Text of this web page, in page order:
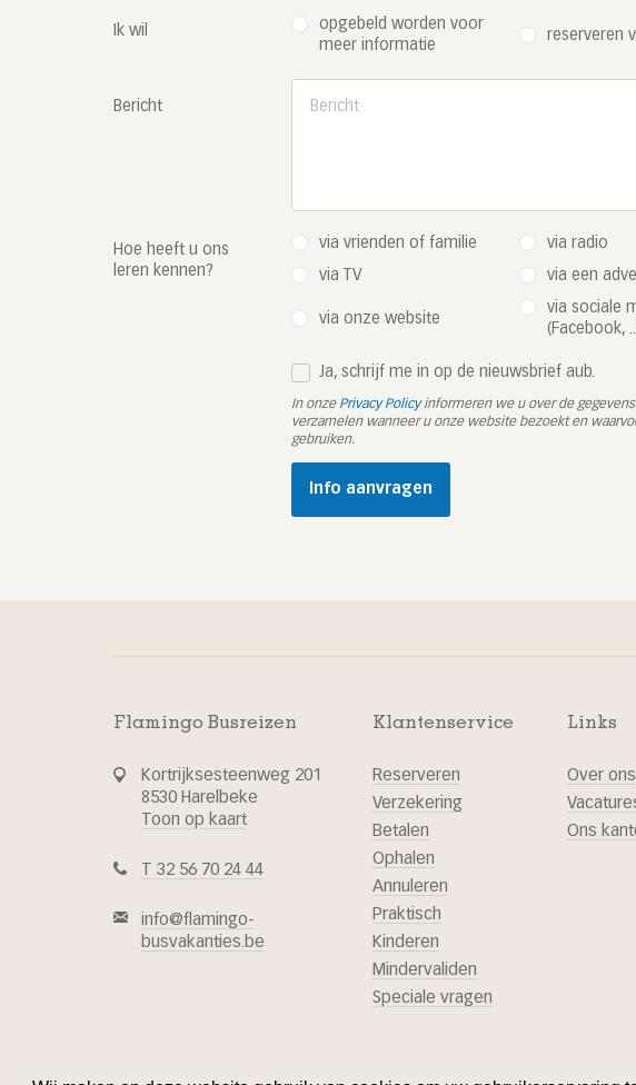
Ik wil
opgebeld worden voor
meer informatie
reserveren
Bericht
Hoe heeft u ons
leren kennen?
via vrienden of familie via radio
via TV via een
via onze website
via sociale
(Facebook,
Ja, schrijf me in op de nieuwsbrief aub.
In onze Privacy Policyinformeren we u over de
verzamelen wanneer u onze website bezoekt en
gebruiken.
Flamingo Busreizen
Kortrijksesteenweg 201
8530 Harelbeke
Toon op kaart
T 32 56 70 24 44
info@flamingo-
busvakanties.be
Klantenservice
Reserveren
Verzekering
Betalen
Ophalen
Annuleren
Praktisch
Kinderen
Mindervaliden
Speciale vragen
Links
Over ons
Ons